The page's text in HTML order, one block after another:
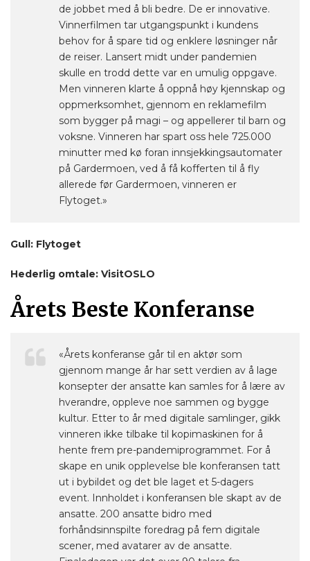
de jobbet med å bli bedre. De er innovative.
Vinnerfilmen tar utgangspunkt i kundens
behov for å spare tid og enklere løsninger når
de reiser. Lansert midt under pandemien
skulle en trodd dette var en umulig oppgave.
Men vinneren klarte å oppnå høy kjennskap og
oppmerksomhet, gjennom en reklamefilm
som bygger på magi – og appellerer til barn og
voksne. Vinneren har spart oss hele 725.000
minutter med kø foran innsjekkingsautomater
på Gardermoen, ved å få kofferten til å fly
allerede før Gardermoen, vinneren er
Flytoget.»
Gull: Flytoget
Hederlig omtale: VisitOSLO
Årets Beste Konferanse
«Årets konferanse går til en aktør som
gjennom mange år har sett verdien av å lage
konsepter der ansatte kan samles for å lære av
hverandre, oppleve noe sammen og bygge
kultur. Etter to år med digitale samlinger, gikk
vinneren ikke tilbake til kopimaskinen for å
hente frem pre-pandemiprogrammet. For å
skape en unik opplevelse ble konferansen tatt
ut i bybildet og det ble laget et 5-dagers
event. Innholdet i konferansen ble skapt av de
ansatte. 200 ansatte bidro med
forhåndsinnspilte foredrag på fem digitale
scener, med avatarer av de ansatte.